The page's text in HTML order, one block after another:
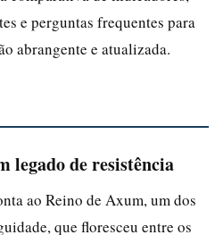
e perguntas frequentes para
abrangente e atualizada.
de resistência
ao Reino de Axum, um dos
que floresceu entre os